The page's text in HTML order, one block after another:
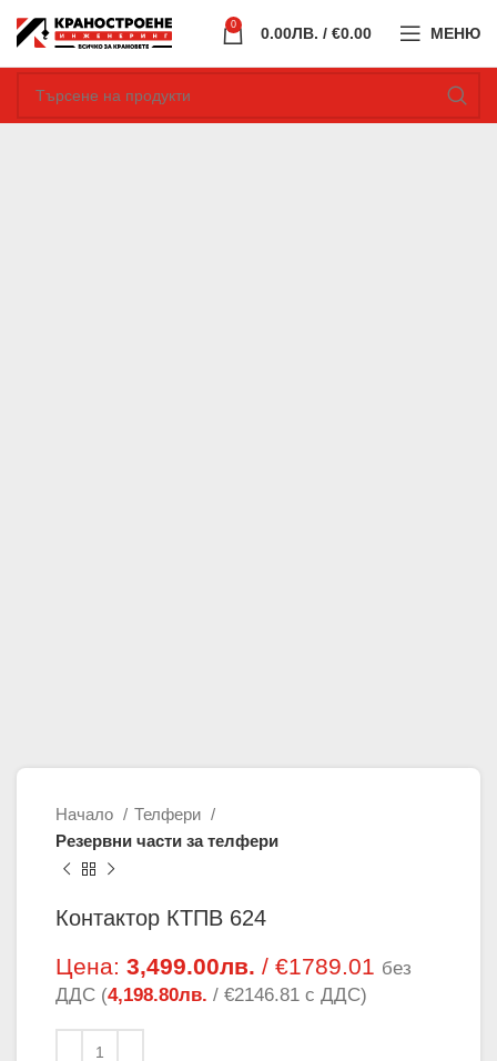
0 0.00ЛВ. / €0.00 МЕНЮ
Начало
Телфери
Резервни части за телфери
Контактор КТПВ 624
Цена: 3,499.00лв. / €1789.01 без
ДДС (4,198.80лв. / €2146.81 с ДДС)